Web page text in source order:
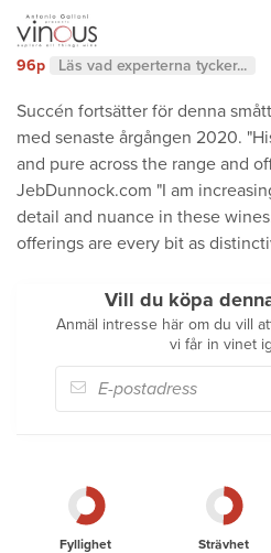
96p Läs vad experterna tycker...
Succén fortsätter för denna
med senaste årgången 2020.
and pure across the range and
JebDunnock.com "I am
detail and nuance in these
offerings are every bit as
Vill du köpa
Anmäl intresse här om du vill
vi får in vinet
Fyllighet Strävhet